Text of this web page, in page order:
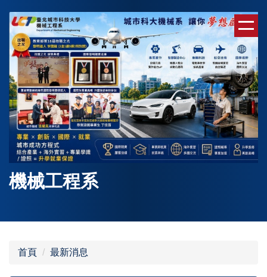
到
主
要
容
區
機械工程系
首頁 最新消息